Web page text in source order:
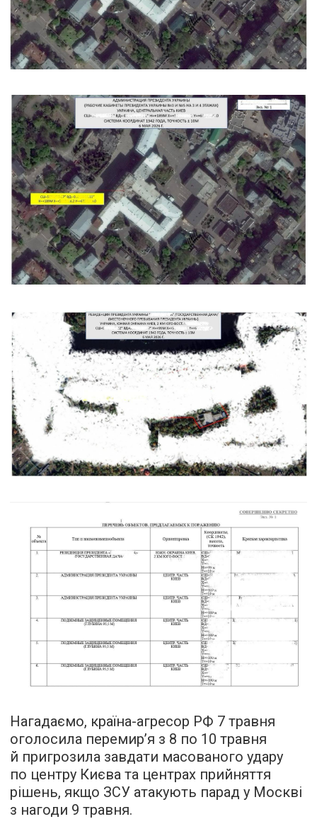
Нагадаємо, країна-агресор РФ 7 травня
оголосила перемир’я з 8 по 10 травня
й пригрозила завдати масованого удару
по центру Києва та центрах прийняття
рішень, якщо ЗСУ атакують парад у Москві
з нагоди 9 травня.